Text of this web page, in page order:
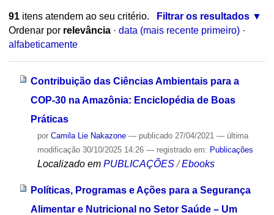
91itens atendem ao seu critério.
Filtrar os resultados
Ordenar por relevância · data (mais recente primeiro) ·
alfabeticamente
Contribuição das Ciências Ambientais para a
COP-30 na Amazônia: Enciclopédia de Boas
Práticas
por Camila Lie Nakazone — publicado27/04/2021 — última
modificação30/10/2025 14:26 — registrado em: Publicações
Localizado em PUBLICAÇÕES /Ebooks
Políticas, Programas e Ações para a Segurança
Alimentar e Nutricional no Setor Saúde – Um